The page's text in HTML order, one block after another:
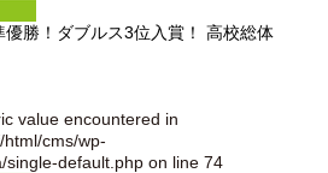
勝！ダブルス3位入賞！ 高校総体
value encountered in
cms/wp-
single-default.php on line 74